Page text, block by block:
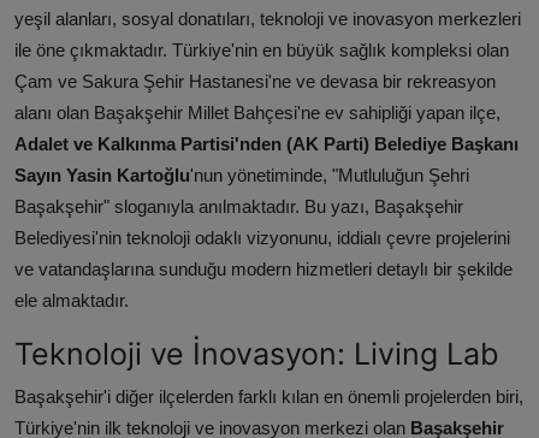
yeşil alanları, sosyal donatıları, teknoloji ve inovasyon merkezleri
ile öne çıkmaktadır. Türkiye'nin en büyük sağlık kompleksi olan
Çam ve Sakura Şehir Hastanesi'ne ve devasa bir rekreasyon
alanı olan Başakşehir Millet Bahçesi'ne ev sahipliği yapan ilçe,
Adalet ve Kalkınma Partisi'nden (AK Parti) Belediye Başkanı
Sayın Yasin Kartoğlu'nun yönetiminde, "Mutluluğun Şehri
Başakşehir" sloganıyla anılmaktadır. Bu yazı, Başakşehir
Belediyesi'nin teknoloji odaklı vizyonunu, iddialı çevre projelerini
ve vatandaşlarına sunduğu modern hizmetleri detaylı bir şekilde
ele almaktadır.
Teknoloji ve İnovasyon: Living Lab
Başakşehir'i diğer ilçelerden farklı kılan en önemli projelerden biri,
Türkiye'nin ilk teknoloji ve inovasyon merkezi olan Başakşehir